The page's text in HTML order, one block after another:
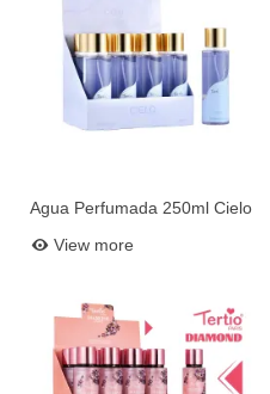
Add to basket
Agua Perfumada 250ml Cielo
View more